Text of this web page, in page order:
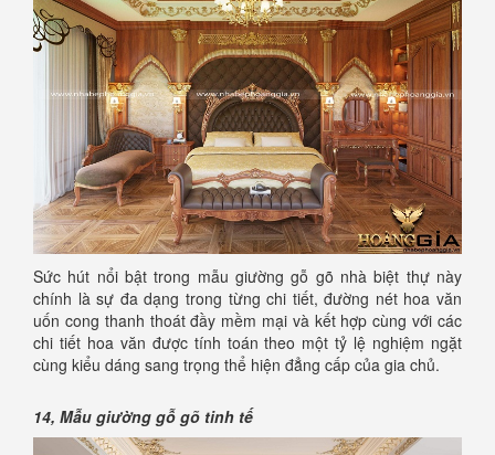
Sức hút nổi bật trong mẫu giường gỗ gõ nhà biệt thự này
chính là sự đa dạng trong từng chi tiết, đường nét hoa văn
uốn cong thanh thoát đầy mềm mại và kết hợp cùng với các
chi tiết hoa văn được tính toán theo một tỷ lệ nghiệm ngặt
cùng kiểu dáng sang trọng thể hiện đẳng cấp của gia chủ.
14, Mẫu giường gỗ gõ tinh tế